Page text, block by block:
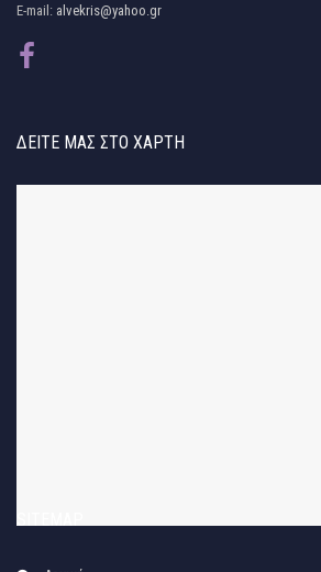
E-mail: alvekris@yahoo.gr
ΔΕΊΤΕ ΜΑΣ ΣΤΟ ΧΆΡΤΗ